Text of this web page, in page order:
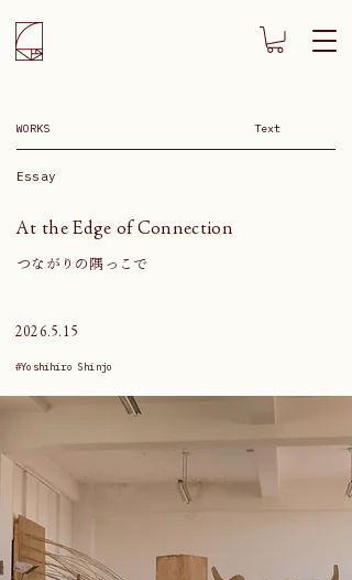
WORKS Text
Essay
At the Edge of Connection
つながりの隅っこで
2026.5.15
#Yoshihiro Shinjo